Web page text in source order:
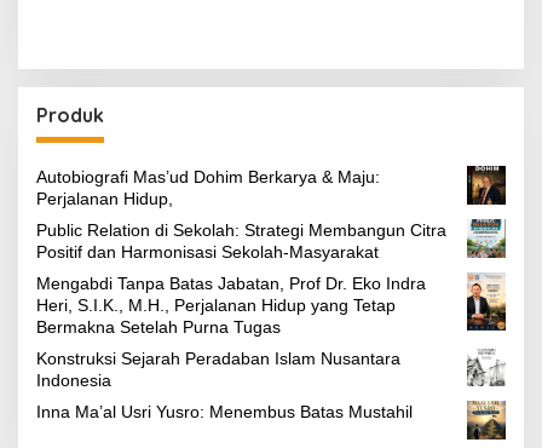
Produk
Autobiografi Mas’ud Dohim Berkarya & Maju:
Perjalanan Hidup,
Public Relation di Sekolah: Strategi Membangun Citra
Positif dan Harmonisasi Sekolah-Masyarakat
Mengabdi Tanpa Batas Jabatan, Prof Dr. Eko Indra
Heri, S.I.K., M.H., Perjalanan Hidup yang Tetap
Bermakna Setelah Purna Tugas
Konstruksi Sejarah Peradaban Islam Nusantara
Indonesia
Inna Ma’al Usri Yusro: Menembus Batas Mustahil